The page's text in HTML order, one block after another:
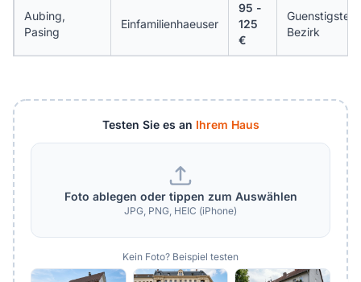
Aubing,
Pasing
Einfamilienhaeuser
95 -
125
€
Guenstigster
Bezirk
Testen Sie es an Ihrem Haus
Foto ablegen oder tippen zum Auswählen
JPG, PNG, HEIC (iPhone)
Kein Foto? Beispiel testen